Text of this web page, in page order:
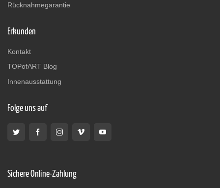
Rücknahmegarantie
Erkunden
Kontakt
TOPofART Blog
Innenausstattung
Folge uns auf
Sichere Online-Zahlung